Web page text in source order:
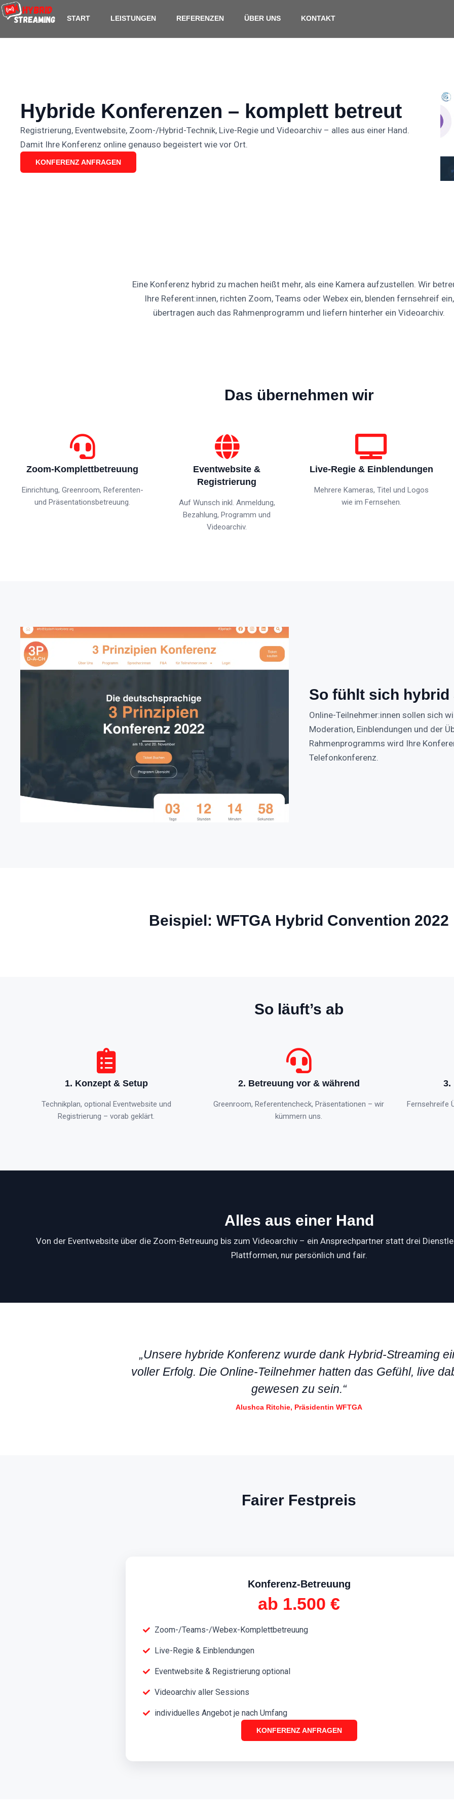
content
START LEISTUNGEN REFERENZEN ÜBER UNS KONTAKT
Hybride Konferenzen – komplett betreut
Registrierung, Eventwebsite, Zoom-/Hybrid-Technik, Live-Regie und Videoarchiv – alles aus einer Hand.
Damit Ihre Konferenz online genauso begeistert wie vor Ort.
KONFERENZ ANFRAGEN
Eine Konferenz hybrid zu machen heißt mehr, als eine Kamera aufzustellen. Wir
Ihre Referent:innen, richten Zoom, Teams oder Webex ein, blenden fernsehreif ein,
übertragen auch das Rahmenprogramm und liefern hinterher ein Videoarchiv.
Das übernehmen wir
Zoom-Komplettbetreuung
Einrichtung, Greenroom, Referenten-
und Präsentationsbetreuung.
Eventwebsite &
Registrierung
Auf Wunsch inkl. Anmeldung,
Bezahlung, Programm und
Videoarchiv.
Live-Regie & Einblendungen
Mehrere Kameras, Titel und Logos
wie im Fernsehen.
So fühlt sich hybrid
Online-Teilnehmer:innen sollen sich
Moderation, Einblendungen und der
Rahmenprogramms wird Ihre
Telefonkonferenz.
Beispiel: WFTGA Hybrid Convention 2022
So läuft’s ab
1. Konzept & Setup
Technikplan, optional Eventwebsite und
Registrierung – vorab geklärt.
2. Betreuung vor & während
Greenroom, Referentencheck, Präsentationen – wir
kümmern uns.
3.
Fernsehreife
Alles aus einer Hand
Von der Eventwebsite über die Zoom-Betreuung bis zum Videoarchiv – ein Ansprechpartner statt drei
Plattformen, nur persönlich und fair.
„Unsere hybride Konferenz wurde dank Hybrid-Streaming
voller Erfolg. Die Online-Teilnehmer hatten das Gefühl, live
gewesen zu sein.“
Alushca Ritchie, Präsidentin WFTGA
Fairer Festpreis
Konferenz-Betreuung
ab 1.500 €
Zoom-/Teams-/Webex-Komplettbetreuung
Live-Regie & Einblendungen
Eventwebsite & Registrierung optional
Videoarchiv aller Sessions
individuelles Angebot je nach Umfang
KONFERENZ ANFRAGEN